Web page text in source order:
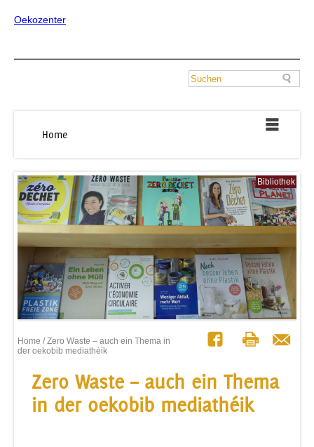
Oekozenter
Home
Bibliothek
Home / Zero Waste – auch ein Thema in
der oekobib mediathéik
Zero Waste – auch ein Thema
in der oekobib mediathéik